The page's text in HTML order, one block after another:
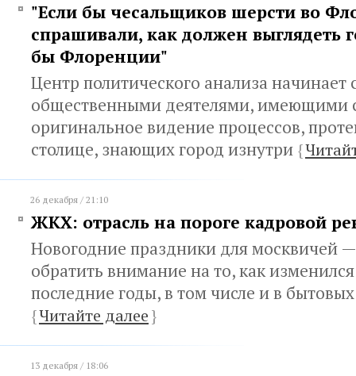
"Если бы чесальщиков шерсти во
спрашивали, как должен выглядеть
бы Флоренции"
Центр политического анализа
общественными деятелями, имеющими
оригинальное видение процессов,
столице, знающих город изнутри {
26 декабря / 21:10
ЖКХ: отрасль на пороге кадровой
Новогодние праздники для москвичей
обратить внимание на то, как
последние годы, в том числе и в
{Читайте далее}
13 декабря / 18:06